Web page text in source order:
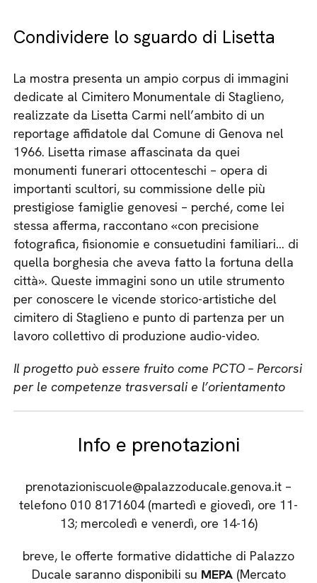
Condividere lo sguardo di Lisetta
La mostra presenta un ampio corpus di immagini
dedicate al Cimitero Monumentale di Staglieno,
realizzate da Lisetta Carmi nell’ambito di un
reportage affidatole dal Comune di Genova nel
1966. Lisetta rimase affascinata da quei
monumenti funerari ottocenteschi – opera di
importanti scultori, su commissione delle più
prestigiose famiglie genovesi – perché, come lei
stessa afferma, raccontano «con precisione
fotografica, fisionomie e consuetudini familiari… di
quella borghesia che aveva fatto la fortuna della
città». Queste immagini sono un utile strumento
per conoscere le vicende storico-artistiche del
cimitero di Staglieno e punto di partenza per un
lavoro collettivo di produzione audio-video.
Il progetto può essere fruito come PCTO – Percorsi
per le competenze trasversali e l’orientamento
Info e prenotazioni
prenotazioniscuole@palazzoducale.genova.it –
telefono 010 8171604 (martedì e giovedì, ore 11-
13; mercoledì e venerdì, ore 14-16)
breve, le offerte formative didattiche di Palazzo
Ducale saranno disponibili su MEPA(Mercato